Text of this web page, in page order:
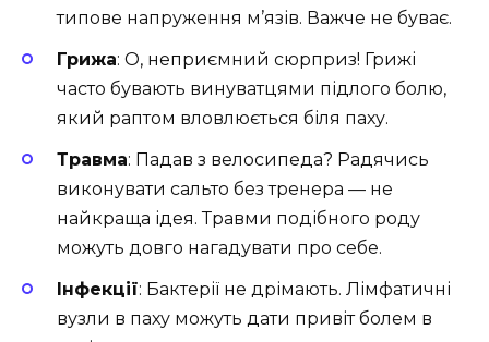
типове напруження м’язів. Важче не буває.
Грижа: О, неприємний сюрприз! Грижі
часто бувають винуватцями підлого болю,
який раптом вловлюється біля паху.
Травма: Падав з велосипеда? Радячись
виконувати сальто без тренера — не
найкраща ідея. Травми подібного роду
можуть довго нагадувати про себе.
Інфекції: Бактерії не дрімають. Лімфатичні
вузли в паху можуть дати привіт болем в